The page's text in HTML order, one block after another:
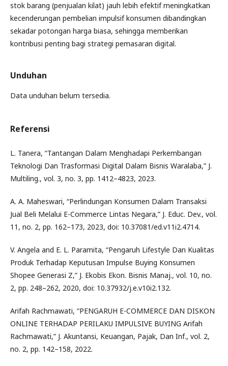
stok barang (penjualan kilat) jauh lebih efektif meningkatkan
kecenderungan pembelian impulsif konsumen dibandingkan
sekadar potongan harga biasa, sehingga memberikan
kontribusi penting bagi strategi pemasaran digital.
Unduhan
Data unduhan belum tersedia.
Referensi
L. Tanera, “Tantangan Dalam Menghadapi Perkembangan
Teknologi Dan Trasformasi Digital Dalam Bisnis Waralaba,” J.
Multiling., vol. 3, no. 3, pp. 1412–4823, 2023.
A. A. Maheswari, “Perlindungan Konsumen Dalam Transaksi
Jual Beli Melalui E-Commerce Lintas Negara,” J. Educ. Dev., vol.
11, no. 2, pp. 162–173, 2023, doi: 10.37081/ed.v11i2.4714.
V. Angela and E. L. Paramita, “Pengaruh Lifestyle Dan Kualitas
Produk Terhadap Keputusan Impulse Buying Konsumen
Shopee Generasi Z,” J. Ekobis Ekon. Bisnis Manaj., vol. 10, no.
2, pp. 248–262, 2020, doi: 10.37932/j.e.v10i2.132.
Arifah Rachmawati, “PENGARUH E-COMMERCE DAN DISKON
ONLINE TERHADAP PERILAKU IMPULSIVE BUYING Arifah
Rachmawati,” J. Akuntansi, Keuangan, Pajak, Dan Inf., vol. 2,
no. 2, pp. 142–158, 2022.